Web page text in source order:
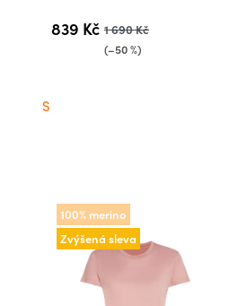
839 Kč 1 690 Kč
(–50 %)
S
100% merino
Zvýšená sleva